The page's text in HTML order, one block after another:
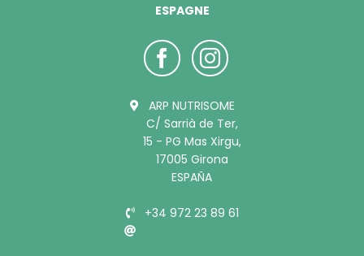
ESPAGNE
ARP NUTRISOME
C/ Sarrià de Ter,
15 - PG Mas Xirgu,
17005 Girona
ESPAÑA
+34 972 23 89 61